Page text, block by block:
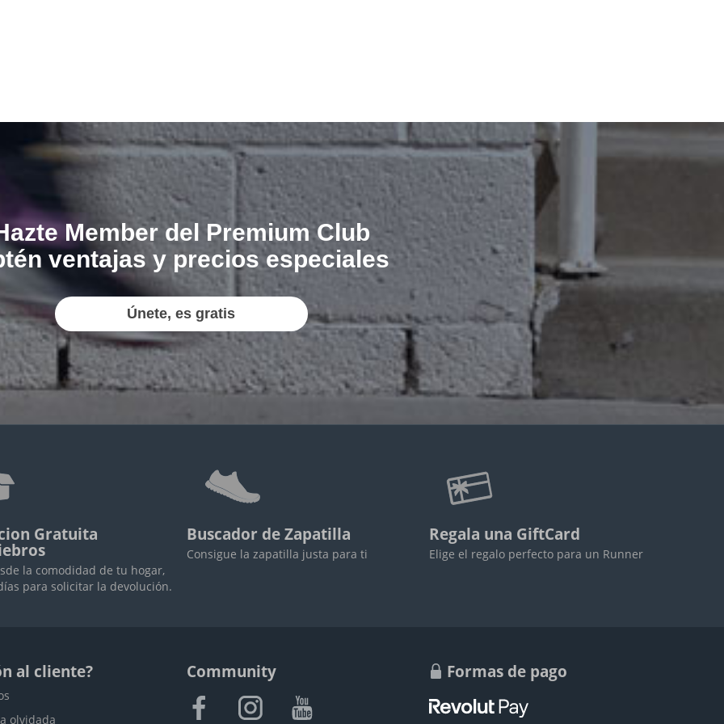
Member del Premium Club
ventajas y precios especiales
Únete, es gratis
Gratuita
la comodidad de tu hogar,
para solicitar la devolución.
Buscador de Zapatilla
Consigue la zapatilla justa para ti
Regala una GiftCard
Elige el regalo perfecto para un Runner
al cliente?
olvidada
Community Formas de pago